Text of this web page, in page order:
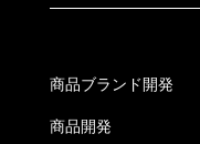
商品ブランド開発
商品開発